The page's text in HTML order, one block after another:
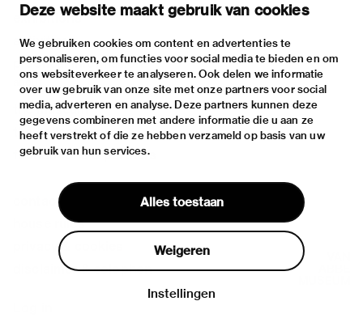
Deze website maakt gebruik van cookies
We gebruiken cookies om content en advertenties te
personaliseren, om functies voor social media te bieden en om
ons websiteverkeer te analyseren. Ook delen we informatie
over uw gebruik van onze site met onze partners voor social
media, adverteren en analyse. Deze partners kunnen deze
gegevens combineren met andere informatie die u aan ze
heeft verstrekt of die ze hebben verzameld op basis van uw
gebruik van hun services.
Alles toestaan
Weigeren
Instellingen
exhibitions
activities
practical information
about
the museum
the collection
foundations & partners
contact
house rules
privacy & cookies
disclaimer & colophon